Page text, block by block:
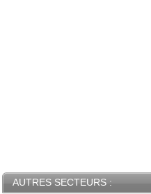
AUTRES SECTEURS :